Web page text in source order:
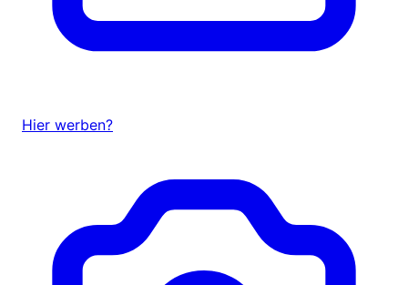
Hier werben?